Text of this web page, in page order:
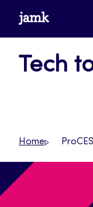
Siirrywww.jamk.fi
Tech
Home